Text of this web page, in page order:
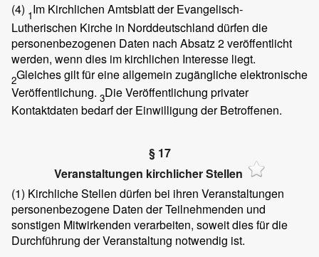
(4) 1Im Kirchlichen Amtsblatt der Evangelisch-
Lutherischen Kirche in Norddeutschland dürfen die
personenbezogenen Daten nach Absatz 2 veröffentlicht
werden, wenn dies im kirchlichen Interesse liegt.
2Gleiches gilt für eine allgemein zugängliche elektronische
Veröffentlichung. 3Die Veröffentlichung privater
Kontaktdaten bedarf der Einwilligung der Betroffenen.
§ 17
Veranstaltungen kirchlicher Stellen
(1) Kirchliche Stellen dürfen bei ihren Veranstaltungen
personenbezogene Daten der Teilnehmenden und
sonstigen Mitwirkenden verarbeiten, soweit dies für die
Durchführung der Veranstaltung notwendig ist.